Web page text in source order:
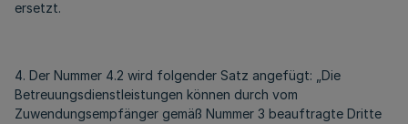
ersetzt.
4. Der Nummer 4.2 wird folgender Satz angefügt: „Die
Betreuungsdienstleistungen können durch vom
Zuwendungsempfänger gemäß Nummer 3 beauftragte Dritte